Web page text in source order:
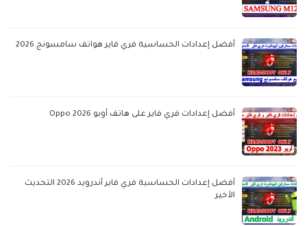
أفضل إعدادات الحساسية فري فاير هواتف سامسونج 2026
أفضل إعدادات فري فاير على هاتف أوبو Oppo 2026
أفضل إعدادات الحساسية فري فاير أندرويد 2026 التحديث
الأخير